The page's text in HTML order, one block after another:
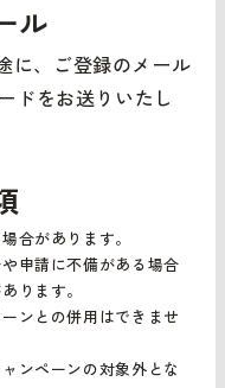
ル
に、ご登録のメール
ドをお送りいたし
合があります。
申請に不備がある場合
ります。
ンとの併用はできませ
ンペーンの対象外とな